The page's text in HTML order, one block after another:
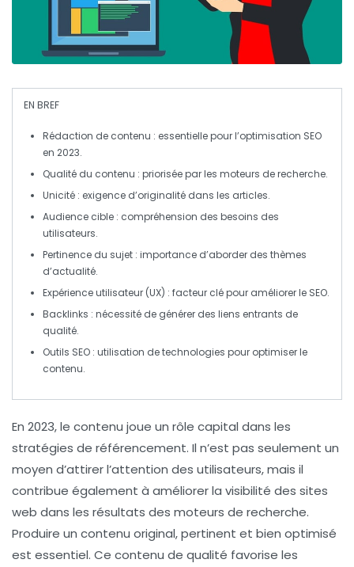
EN BREF
Rédaction de contenu : essentielle pour l’optimisation SEO
en 2023.
Qualité du contenu : priorisée par les moteurs de recherche.
Unicité : exigence d’originalité dans les articles.
Audience cible : compréhension des besoins des
utilisateurs.
Pertinence du sujet : importance d’aborder des thèmes
d’actualité.
Expérience utilisateur (UX) : facteur clé pour améliorer le SEO.
Backlinks : nécessité de générer des liens entrants de
qualité.
Outils SEO : utilisation de technologies pour optimiser le
contenu.
En 2023, le contenu joue un rôle capital dans les
stratégies de référencement. Il n’est pas seulement un
moyen d’attirer l’attention des utilisateurs, mais il
contribue également à améliorer la visibilité des sites
web dans les résultats des moteurs de recherche.
Produire un contenu original,pertinent et bien optimisé
est essentiel. Ce contenu de qualité favorise les